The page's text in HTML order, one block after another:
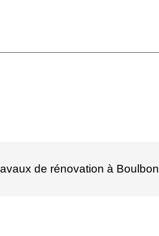
de rénovation à Boulbon